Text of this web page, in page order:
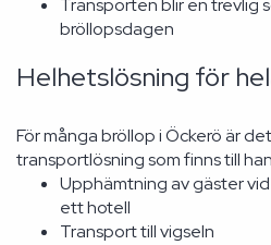
Transporten blir en trevlig
bröllopsdagen
Helhetslösning för
För många bröllop i Öckerö är
transportlösning som finns till
Upphämtning av gäster
ett hotell
Transport till vigseln